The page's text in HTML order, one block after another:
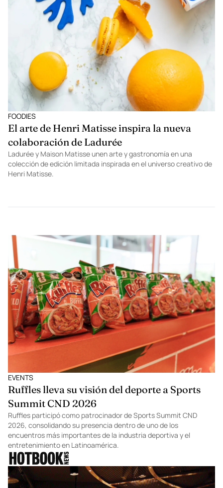
FOODIES
El arte de Henri Matisse inspira la nueva
colaboración de Ladurée
Ladurée y Maison Matisse unen arte y gastronomía en una
colección de edición limitada inspirada en el universo creativo de
Henri Matisse.
EVENTS
Ruffles lleva su visión del deporte a Sports
Summit CND 2026
Ruffles participó como patrocinador de Sports Summit CND
2026, consolidando su presencia dentro de uno de los
encuentros más importantes de la industria deportiva y el
entretenimiento en Latinoamérica.